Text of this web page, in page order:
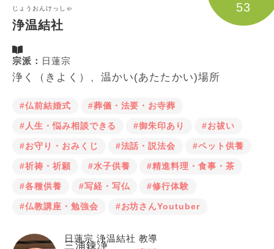
53
じょうおんけっしゃ
浄温結社
宗派： 日蓮宗
浄く（きよく）、温かい(あたたかい)場所
#仏前結婚式 #葬儀・法要・お寺葬
#人生・悩み相談できる #御朱印あり #お祓い
#お守り・おみくじ #法話・説法会 #ペット供養
#祈祷・祈願 #水子供養 #精進料理・食事・茶
#各種供養 #写経・写仏 #修行体験
#仏教講座・勉強会 #お坊さんYoutuber
日蓮宗 浄温結社 教導
三浦錬浄